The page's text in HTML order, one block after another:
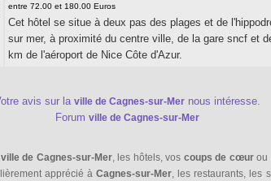
entre 72.00 et 180.00 Euros
Cet hôtel se situe à deux pas des plages et de
sur mer, à proximité du centre ville, de la gare sncf et
km de l'aéroport de Nice Côte d'Azur.
avis sur la ville de Cagnes-sur-Mernous intéresse.
Forum ville de Cagnes-sur-Mer
ville de Cagnes-sur-Mer, les hôtels, vos coups de cœurou
apprécié à Cagnes-sur-Mer, les restaurants, les